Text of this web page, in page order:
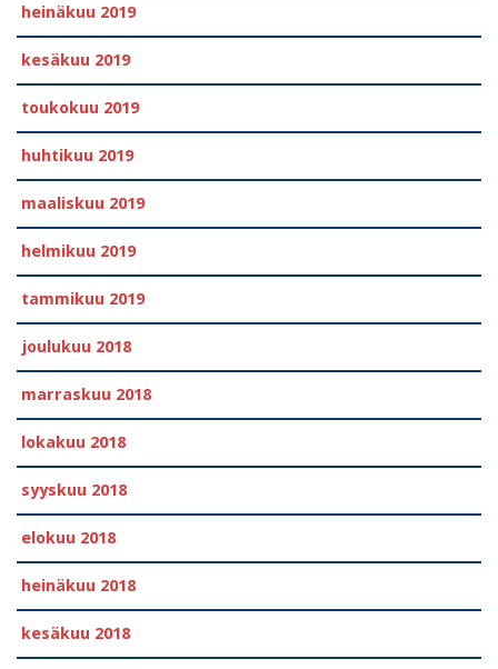
heinäkuu 2019
kesäkuu 2019
toukokuu 2019
huhtikuu 2019
maaliskuu 2019
helmikuu 2019
tammikuu 2019
joulukuu 2018
marraskuu 2018
lokakuu 2018
syyskuu 2018
elokuu 2018
heinäkuu 2018
kesäkuu 2018